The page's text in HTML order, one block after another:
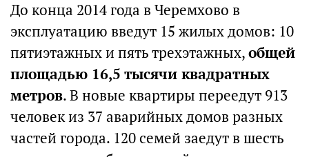
До конца 2014 года в Черемхово в
эксплуатацию введут 15 жилых домов: 10
пятиэтажных и пять трехэтажных,общей
площадью 16,5 тысячи квадратных
метров. В новые квартиры переедут 913
человек из 37 аварийных домов разных
частей города. 120 семей заедут в шесть